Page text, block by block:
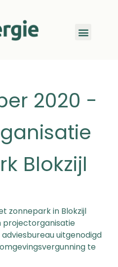
2020 -
Blokzijl
zonnepark in Blokzijl
projectorganisatie
uitgenodigd
te